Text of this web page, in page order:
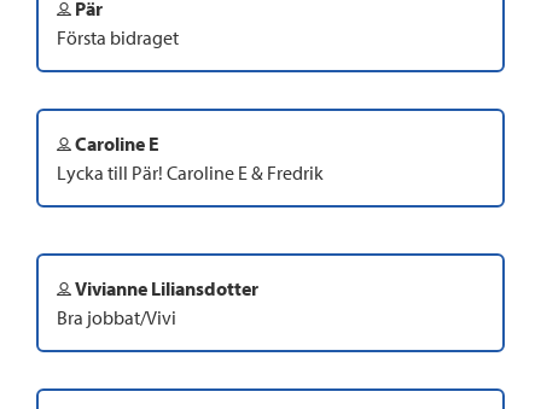
Pär
Första bidraget
Caroline E
Lycka till Pär! Caroline E & Fredrik
Vivianne Liliansdotter
Bra jobbat/Vivi